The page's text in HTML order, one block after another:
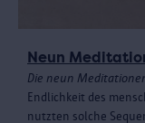
Neun
Die neun
Endlichkeit des
nutzten solche